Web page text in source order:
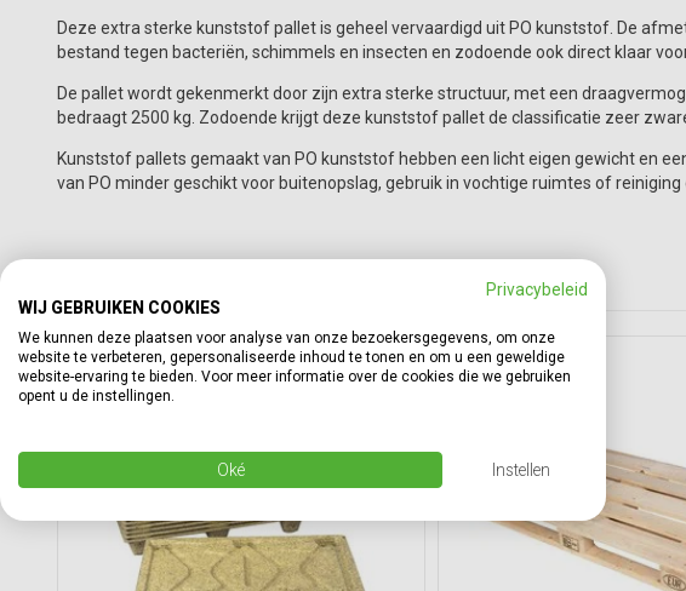
Deze extra sterke kunststof pallet is geheel vervaardigd uit PO kunststof. De
bestand tegen bacteriën, schimmels en insecten en zodoende ook direct klaar
De pallet wordt gekenmerkt door zijn extra sterke structuur, met een
bedraagt 2500 kg. Zodoende krijgt deze kunststof pallet de classificatie zeer
Kunststof pallets gemaakt van PO kunststof hebben een licht eigen gewicht en
van PO minder geschikt voor buitenopslag, gebruik in vochtige ruimtes of reiniging
Privacybeleid
WIJ GEBRUIKEN COOKIES
We kunnen deze plaatsen voor analyse van onze bezoekersgegevens, om onze
website te verbeteren, gepersonaliseerde inhoud te tonen en om u een geweldige
website-ervaring te bieden. Voor meer informatie over de cookies die we gebruiken
opent u de instellingen.
Oké Instellen